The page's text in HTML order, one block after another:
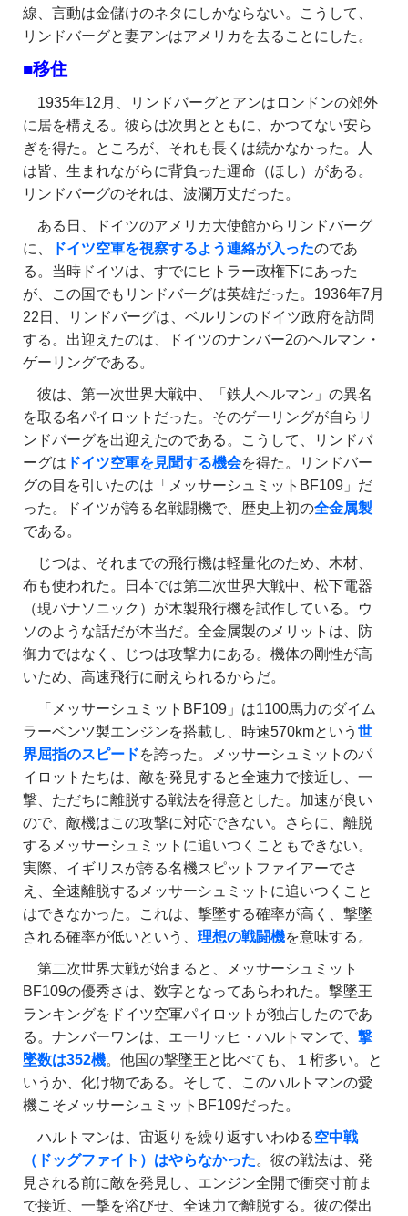
線、言動は金儲けのネタにしかならない。こうして、
リンドバーグと妻アンはアメリカを去ることにした。
■移住
1935年12月、リンドバーグとアンはロンドンの郊外
に居を構える。彼らは次男とともに、かつてない安ら
ぎを得た。ところが、それも長くは続かなかった。人
は皆、生まれながらに背負った運命（ほし）がある。
リンドバーグのそれは、波瀾万丈だった。
ある日、ドイツのアメリカ大使館からリンドバーグ
に、
ドイツ空軍を視察するよう連絡が入ったのであ
る。当時ドイツは、すでにヒトラー政権下にあった
が、この国でもリンドバーグは英雄だった。1936年7月
22日、リンドバーグは、ベルリンのドイツ政府を訪問
する。出迎えたのは、ドイツのナンバー2のヘルマン・
ゲーリングである。
彼は、第一次世界大戦中、「鉄人ヘルマン」の異名
を取る名パイロットだった。そのゲーリングが自らリ
ンドバーグを出迎えたのである。こうして、リンドバ
ーグは ドイツ空軍を見聞する機会を得た。リンドバー
グの目を引いたのは「メッサーシュミットBF109」だ
った。ドイツが誇る名戦闘機で、歴史上初の全金属製
である。
じつは、それまでの飛行機は軽量化のため、木材、
布も使われた。日本では第二次世界大戦中、松下電器
（現パナソニック）が木製飛行機を試作している。ウ
ソのような話だが本当だ。全金属製のメリットは、防
御力ではなく、じつは攻撃力にある。機体の剛性が高
いため、高速飛行に耐えられるからだ。
「メッサーシュミットBF109」は1100馬力のダイム
ラーベンツ製エンジンを搭載し、時速570kmという 世
界屈指のスピードを誇った。メッサーシュミットのパ
イロットたちは、敵を発見すると全速力で接近し、一
撃、ただちに離脱する戦法を得意とした。加速が良い
ので、敵機はこの攻撃に対応できない。さらに、離脱
するメッサーシュミットに追いつくこともできない。
実際、イギリスが誇る名機スピットファイアーでさ
え、全速離脱するメッサーシュミットに追いつくこと
はできなかった。これは、撃墜する確率が高く、撃墜
される確率が低いという、 理想の戦闘機を意味する。
第二次世界大戦が始まると、メッサーシュミット
BF109の優秀さは、数字となってあらわれた。撃墜王
ランキングをドイツ空軍パイロットが独占したのであ
る。ナンバーワンは、エーリッヒ・ハルトマンで、 撃
墜数は352機。他国の撃墜王と比べても、１桁多い。と
いうか、化け物である。そして、このハルトマンの愛
機こそメッサーシュミットBF109だった。
ハルトマンは、宙返りを繰り返すいわゆる空中戦
（ドッグファイト）はやらなかった。彼の戦法は、発
見される前に敵を発見し、エンジン全開で衝突寸前ま
で接近、一撃を浴びせ、全速力で離脱する。彼の傑出